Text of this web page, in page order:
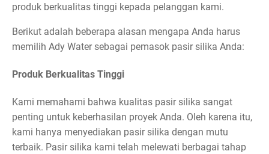
produk berkualitas tinggi kepada pelanggan kami.
Berikut adalah beberapa alasan mengapa Anda harus
memilih Ady Water sebagai pemasok pasir silika Anda:
Produk Berkualitas Tinggi
Kami memahami bahwa kualitas pasir silika sangat
penting untuk keberhasilan proyek Anda. Oleh karena itu,
kami hanya menyediakan pasir silika dengan mutu
terbaik. Pasir silika kami telah melewati berbagai tahap